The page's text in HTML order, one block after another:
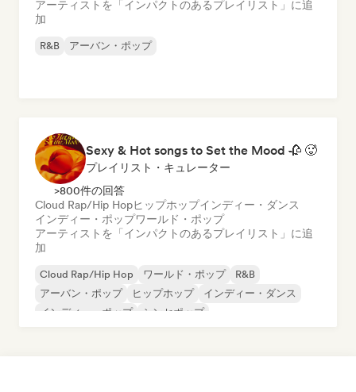
アーティストを「インパクトのあるプレイリスト」に追
加
R&B アーバン・ポップ
Sexy & Hot songs to Set the Mood 🥀 🥵
プレイリスト・キュレーター
>800件の回答
Cloud Rap/Hip Hopヒップホップインディー・ダンス
インディー・ポップワールド・ポップ
アーティストを「インパクトのあるプレイリスト」に追
加
Cloud Rap/Hip Hop ワールド・ポップ
R&B
アーバン・ポップ
ヒップホップ
インディー・ダンス
インディー・ポップ
シンセポップ